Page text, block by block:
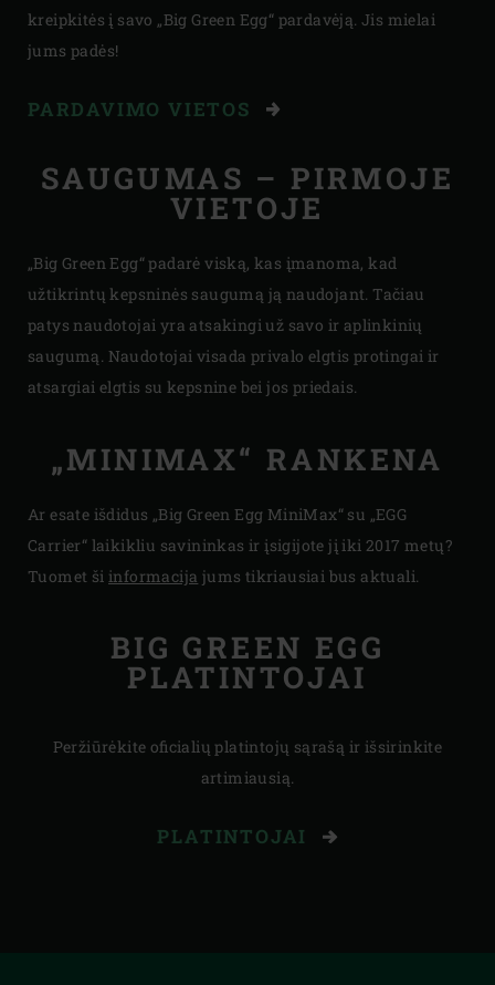
kreipkitės į savo „Big Green Egg“ pardavėją. Jis mielai
jums padės!
PARDAVIMO VIETOS
SAUGUMAS – PIRMOJE
VIETOJE
„Big Green Egg“ padarė viską, kas įmanoma, kad
užtikrintų kepsninės saugumą ją naudojant. Tačiau
patys naudotojai yra atsakingi už savo ir aplinkinių
saugumą. Naudotojai visada privalo elgtis protingai ir
atsargiai elgtis su kepsnine bei jos priedais.
„MINIMAX“ RANKENA
Ar esate išdidus „Big Green Egg MiniMax“ su „EGG
Carrier“ laikikliu savininkas ir įsigijote jį iki 2017 metų?
Tuomet ši informacija jums tikriausiai bus aktuali.
BIG GREEN EGG
PLATINTOJAI
Peržiūrėkite oficialių platintojų sąrašą ir išsirinkite
artimiausią.
PLATINTOJAI